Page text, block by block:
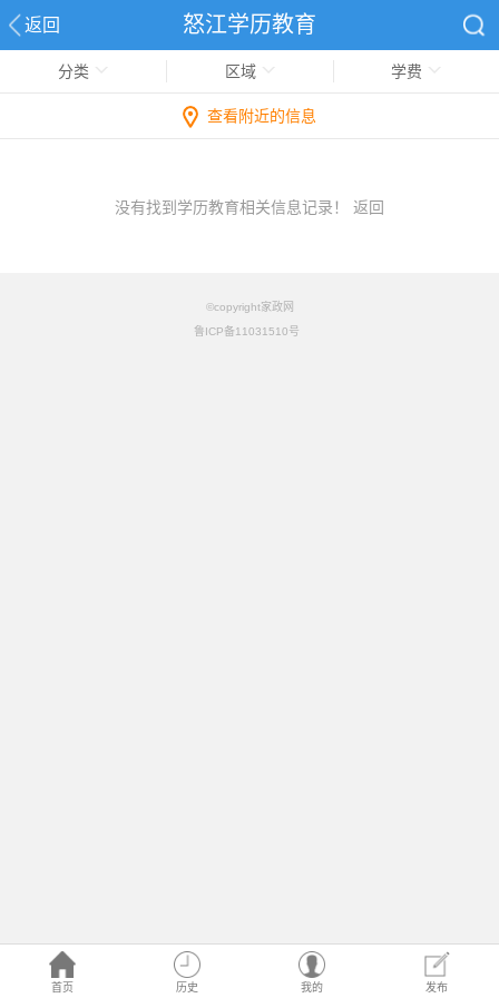
返回 怒江学历教育
首页 历史 我的 发布
分类 区域 学费
查看附近的信息
没有找到学历教育相关信息记录！ 返回
©copyright家政网
鲁ICP备11031510号